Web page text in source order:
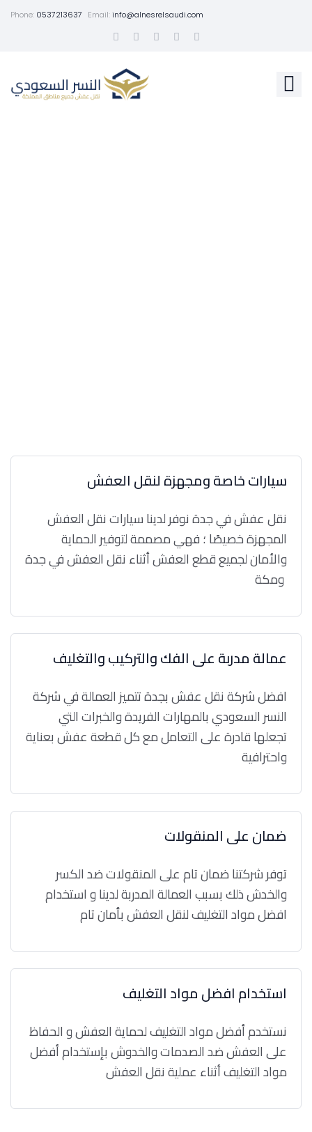
Phone: 0537213637 Email:info@alnesrelsaudi.com
سيارات خاصة ومجهزة لنقل العفش
نقل عفش في جدة نوفر لدينا سيارات نقل العفش
المجهزة خصيصًا ؛ فهي مصممة لتوفير الحماية
والأمان لجميع قطع العفش أثناء نقل العفش في جدة
عمالة مدربة على الفك والتركيب والتغليف
افضل شركة نقل عفش بجدة تتميز العمالة في شركة
النسر السعودي بالمهارات الفريدة والخبرات التي
تجعلها قادرة على التعامل مع كل قطعة عفش بعناية
واحترافية
ضمان على المنقولات
توفر شركتنا ضمان تام على المنقولات ضد الكسر
والخدش ذلك بسبب العمالة المدربة لدينا و استخدام
افضل مواد التغليف لنقل العفش بأمان تام
استخدام افضل مواد التغليف
نستخدم أفضل مواد التغليف لحماية العفش و الحفاظ
على العفش ضد الصدمات والخدوش بإستخدام أفضل
مواد التغليف أثناء عملية نقل العفش